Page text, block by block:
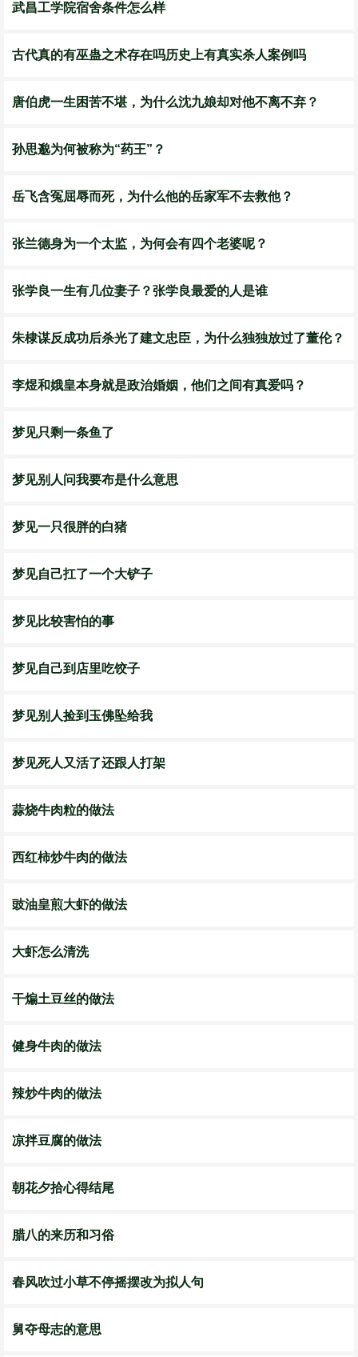
武昌工学院宿舍条件怎么样
古代真的有巫蛊之术存在吗历史上有真实杀人案例吗
唐伯虎一生困苦不堪，为什么沈九娘却对他不离不弃？
孙思邈为何被称为“药王”？
岳飞含冤屈辱而死，为什么他的岳家军不去救他？
张兰德身为一个太监，为何会有四个老婆呢？
张学良一生有几位妻子？张学良最爱的人是谁
朱棣谋反成功后杀光了建文忠臣，为什么独独放过了董伦？
李煜和娥皇本身就是政治婚姻，他们之间有真爱吗？
梦见只剩一条鱼了
梦见别人问我要布是什么意思
梦见一只很胖的白猪
梦见自己扛了一个大铲子
梦见比较害怕的事
梦见自己到店里吃饺子
梦见别人捡到玉佛坠给我
梦见死人又活了还跟人打架
蒜烧牛肉粒的做法
西红柿炒牛肉的做法
豉油皇煎大虾的做法
大虾怎么清洗
干煸土豆丝的做法
健身牛肉的做法
辣炒牛肉的做法
凉拌豆腐的做法
朝花夕拾心得结尾
腊八的来历和习俗
春风吹过小草不停摇摆改为拟人句
舅夺母志的意思